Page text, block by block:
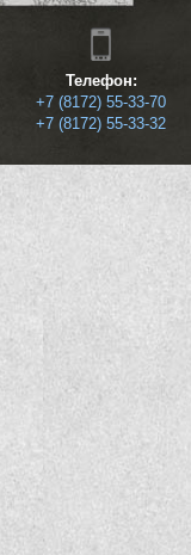
Телефон:
+7 (8172) 55-33-70
+7 (8172) 55-33-32